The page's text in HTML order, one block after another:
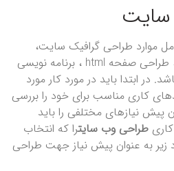
موارد طراحی گرافیک سایت،
طراحی انیمیشن های سایت، طراحی صفحه html ، برنامه نویسی
در ابتدا باید در مورد کار مورد
کاری مناسب برای خود را بررسی
پیش نیازهای مختلفی را باید
طراحی وب سایترا که انتخاب
زیر به عنوان پیش نیاز جهت طراحی